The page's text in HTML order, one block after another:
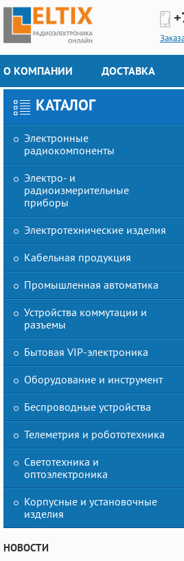
О КОМПАНИИ ДОСТАВКА
КАТАЛОГ
Электронные
радиокомпоненты
Электро- и
радиоизмерительные
приборы
Электротехнические изделия
Кабельная продукция
Промышленная автоматика
Устройства коммутации и
разъемы
Бытовая VIP-электроника
Оборудование и инструмент
Беспроводные устройства
Телеметрия и робототехника
Светотехника и
оптоэлектроника
Корпусные и установочные
изделия
НОВОСТИ